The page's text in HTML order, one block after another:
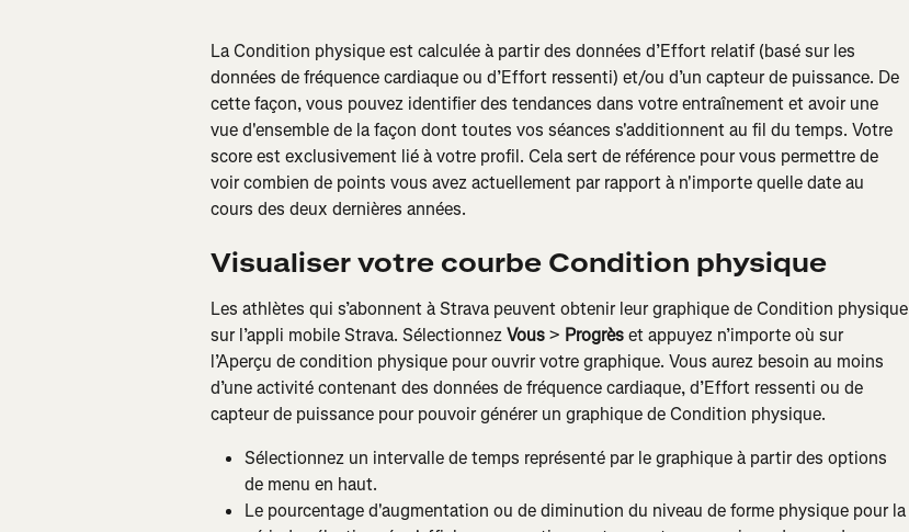
La Condition physique est calculée à partir des données d’Effort relatif (basé sur les
données de fréquence cardiaque ou d’Effort ressenti) et/ou d’un capteur de puissance. De
cette façon, vous pouvez identifier des tendances dans votre entraînement et avoir une
vue d'ensemble de la façon dont toutes vos séances s'additionnent au fil du temps. Votre
score est exclusivement lié à votre profil. Cela sert de référence pour vous permettre de
voir combien de points vous avez actuellement par rapport à n'importe quelle date au
cours des deux dernières années.
Visualiser votre courbe Condition physique
Les athlètes qui s’abonnent à Strava peuvent obtenir leur graphique de Condition physique
sur l’appli mobile Strava. Sélectionnez Vous > Progrès et appuyez n’importe où sur
l’Aperçu de condition physique pour ouvrir votre graphique. Vous aurez besoin au moins
d’une activité contenant des données de fréquence cardiaque, d’Effort ressenti ou de
capteur de puissance pour pouvoir générer un graphique de Condition physique.
Sélectionnez un intervalle de temps représenté par le graphique à partir des options
de menu en haut.
Le pourcentage d'augmentation ou de diminution du niveau de forme physique pour la